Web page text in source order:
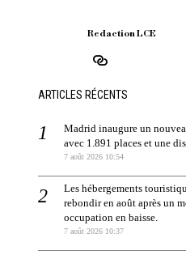
Redaction LCE
ARTICLES RÉCENTS
Madrid inaugure un
avec 1.891 places et une
7 août 2026 10:54
Les hébergements
rebondir en août après un
occupation en baisse.
7 août 2026 10:37